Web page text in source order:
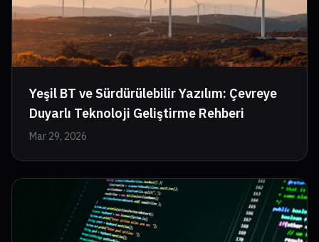
Yeşil BT ve Sürdürülebilir Yazılım: Çevreye
Duyarlı Teknoloji Geliştirme Rehberi
Mar 29, 2026